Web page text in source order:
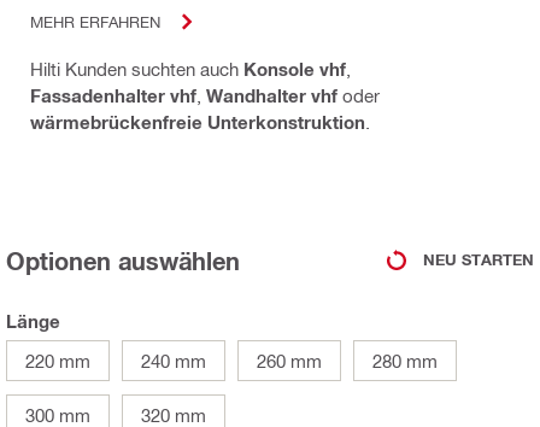
MEHR ERFAHREN
Hilti Kunden suchten auch Konsole vhf
Fassadenhalter vhf Wandhalter vhf oder
wärmebrückenfreie Unterkonstruktion
Optionen auswählen NEU STARTEN
Länge
220 mm
240 mm 260 mm 280 mm
300 mm 320 mm